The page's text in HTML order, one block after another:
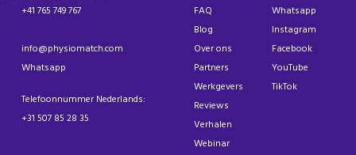
+41 765 749 767
info@physiomatch.com
Whatsapp
Telefoonnummer Nederlands:
+31 507 85 28 35
FAQ
Blog
Over ons
Partners
Werkgevers
Reviews
Verhalen
Webinar
Whatsapp
Instagram
Facebook
YouTube
TikTok